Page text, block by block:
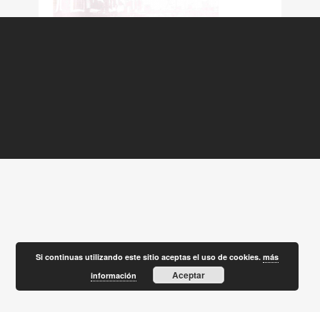
Si continuas utilizando este sitio aceptas el uso de cookies.más
información
Aceptar